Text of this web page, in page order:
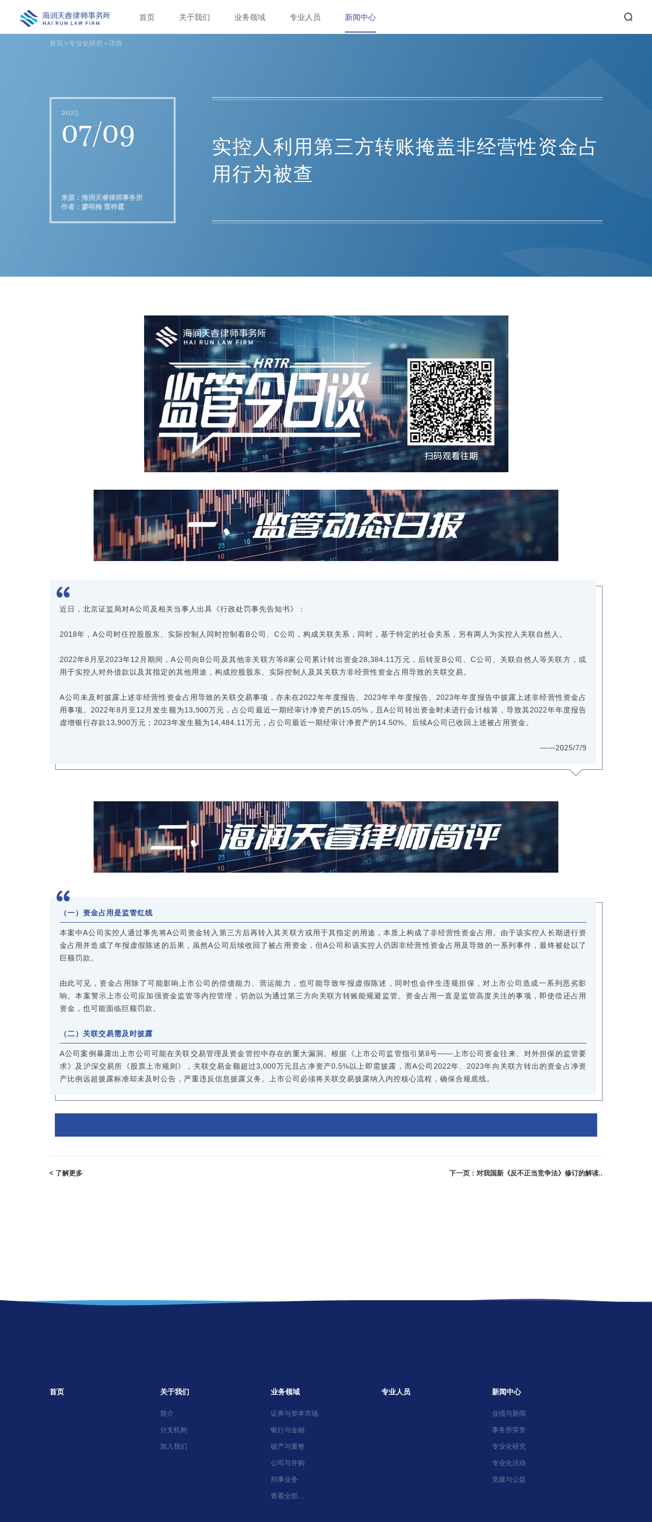
首页 关于我们 业务领域 专业人员 新闻中心
首页 >专业化研究 >详情
2025
07/09
来源：海润天睿律师事务所
作者：廖明梅 雷梓霆
实控人利用第三方转账掩盖非经营性资金占
用行为被查
近日，北京证监局对A公司及相关当事人出具《行政处罚事先告知书》：
2018年，A公司时任控股股东、实际控制人同时控制着B公司、C公司，构成关联关系，同时，基于特定的社会关系，另有两人为实控人关联自然人。
2022年8月至2023年12月期间，A公司向B公司及其他非关联方等8家公司累计转出资金28,384.11万元，后转至B公司、C公司、关联自然人等关联方，或
用于实控人对外借款以及其指定的其他用途，构成控股股东、实际控制人及其关联方非经营性资金占用导致的关联交易。
A公司未及时披露上述非经营性资金占用导致的关联交易事项，亦未在2022年年度报告、2023年半年度报告、2023年年度报告中披露上述非经营性资金占
用事项。2022年8月至12月发生额为13,900万元，占公司最近一期经审计净资产的15.05%，且A公司转出资金时未进行会计核算，导致其2022年年度报告
虚增银行存款13,900万元；2023年发生额为14,484.11万元，占公司最近一期经审计净资产的14.50%。后续A公司已收回上述被占用资金。
——2025/7/9
（一）资金占用是监管红线
本案中A公司实控人通过事先将A公司资金转入第三方后再转入其关联方或用于其指定的用途，本质上构成了非经营性资金占用。由于该实控人长期进行资
金占用并造成了年报虚假陈述的后果，虽然A公司后续收回了被占用资金，但A公司和该实控人仍因非经营性资金占用及导致的一系列事件，最终被处以了
巨额罚款。
由此可见，资金占用除了可能影响上市公司的偿债能力、营运能力，也可能导致年报虚假陈述，同时也会伴生违规担保，对上市公司造成一系列恶劣影
响。本案警示上市公司应加强资金监管等内控管理，切勿以为通过第三方向关联方转账能规避监管。资金占用一直是监管高度关注的事项，即使偿还占用
资金，也可能面临巨额罚款。
（二）关联交易需及时披露
A公司案例暴露出上市公司可能在关联交易管理及资金管控中存在的重大漏洞。根据《上市公司监管指引第8号——上市公司资金往来、对外担保的监管要
求》及沪深交易所《股票上市规则》，关联交易金额超过3,000万元且占净资产0.5%以上即需披露，而A公司2022年、2023年向关联方转出的资金占净资
产比例远超披露标准却未及时公告，严重违反信息披露义务。上市公司必须将关联交易披露纳入内控核心流程，确保合规底线。
< 了解更多 下一页：对我国新《反不正当竞争法》修订的解读..
首页 关于我们
简介
分支机构
加入我们
业务领域
证券与资本市场
银行与金融
破产与重整
公司与并购
刑事业务
查看全部...
专业人员 新闻中心
业绩与新闻
事务所荣誉
专业化研究
专业化活动
党建与公益